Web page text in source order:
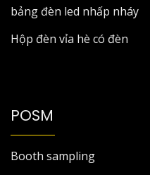
bảng đèn led nhấp nháy
Hộp đèn vỉa hè có đèn
POSM
Booth sampling